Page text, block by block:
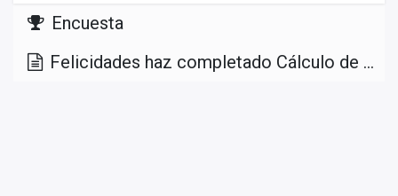
Encuesta
Felicidades haz completado Cálculo de Dosis